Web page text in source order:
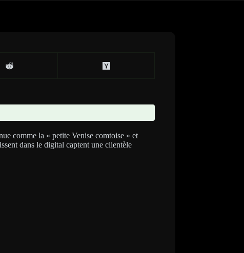
comme la « petite Venise comtoise » et
dans le digital captent une clientèle